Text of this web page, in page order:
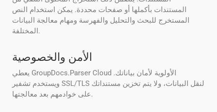
المستندات بأكملها أو صفحات محددة. يمكن استخدام النص
المستخرج للبحث والتحليل والفهرسة ومهام معالجة البيانات
المختلفة.
الأمن والخصوصية
يعطي GroupDocs.Parser Cloud الأولوية لأمان بياناتك.
ويستخدم تشفير SSL/TLS لنقل البيانات، ولا يتم تخزين مستنداتك
على خوادمهم بعد معالجتها.